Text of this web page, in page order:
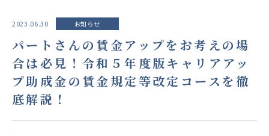
2023.06.30 お知らせ
パートさんの賃金アップをお考えの場
合は必見！令和５年度版キャリアアッ
プ助成金の賃金規定等改定コースを徹
底解説！